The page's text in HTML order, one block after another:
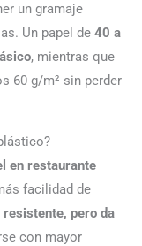
un gramaje
Un papel de 40 a
, mientras que
60 g/m² sin perder
en restaurante
facilidad de
pero da
con mayor